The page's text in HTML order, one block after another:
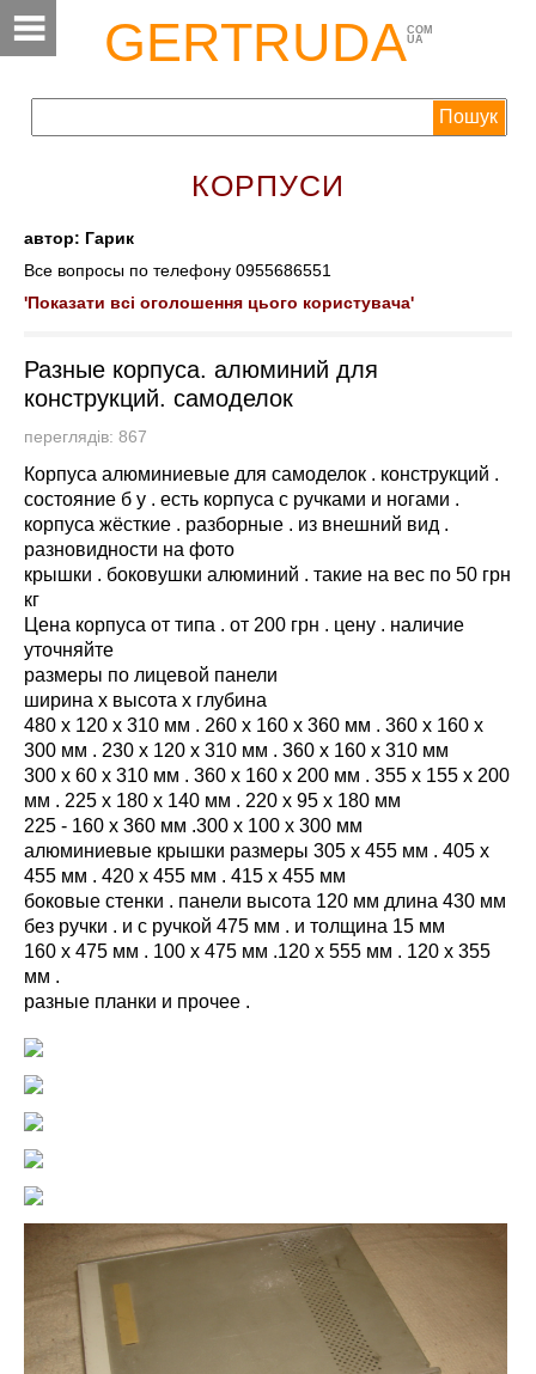
GERTRUDACOM
UA
КОРПУСИ
автор: Гарик
Все вопросы по телефону 0955686551
'Показати всі оголошення цього користувача'
Разные корпуса. алюминий для
конструкций. самоделок
переглядів: 867
Корпуса алюминиевые для самоделок . конструкций .
состояние б у . есть корпуса с ручками и ногами .
корпуса жёсткие . разборные . из внешний вид .
разновидности на фото
крышки . боковушки алюминий . такие на вес по 50 грн
кг
Цена корпуса от типа . от 200 грн . цену . наличие
уточняйте
размеры по лицевой панели
ширина х высота х глубина
480 х 120 х 310 мм . 260 х 160 х 360 мм . 360 х 160 х
300 мм . 230 х 120 х 310 мм . 360 х 160 х 310 мм
300 х 60 х 310 мм . 360 х 160 х 200 мм . 355 х 155 х 200
мм . 225 х 180 х 140 мм . 220 х 95 х 180 мм
225 - 160 х 360 мм .300 х 100 х 300 мм
алюминиевые крышки размеры 305 х 455 мм . 405 х
455 мм . 420 х 455 мм . 415 х 455 мм
боковые стенки . панели высота 120 мм длина 430 мм
без ручки . и с ручкой 475 мм . и толщина 15 мм
160 х 475 мм . 100 х 475 мм .120 х 555 мм . 120 х 355
мм .
разные планки и прочее .